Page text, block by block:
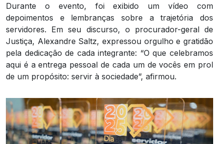
Durante o evento, foi exibido um vídeo com
depoimentos e lembranças sobre a trajetória dos
servidores. Em seu discurso, o procurador-geral de
Justiça, Alexandre Saltz, expressou orgulho e gratidão
pela dedicação de cada integrante: “O que celebramos
aqui é a entrega pessoal de cada um de vocês em prol
de um propósito: servir à sociedade”, afirmou.